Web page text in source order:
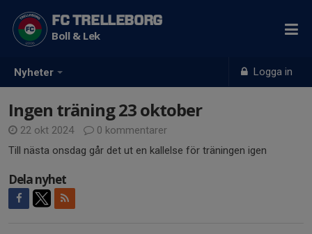
Nyheter Logga in
FC TRELLEBORG
Boll & Lek
Ingen träning 23 oktober
22 okt 2024
0 kommentarer
Till nästa onsdag går det ut en kallelse för träningen igen
Dela nyhet